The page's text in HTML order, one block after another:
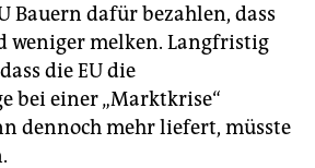
Bauern dafür bezahlen, dass
weniger melken. Langfristig
die EU die
bei einer „Marktkrise“
dennoch mehr liefert, müsste